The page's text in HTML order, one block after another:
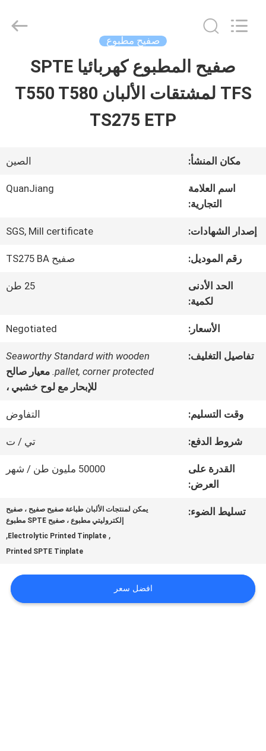
أشرطة
فيديو
معلومات
المعمل
جودة
اتصل
حالات
METAL
Reserved.
صفيح مطبوع
صفيح المطبوع كهربائيا SPTE
TFS لمشتقات الألبان T550 T580
TS275 ETP
مكان المنشأ: الصين
اسم العلامة
التجارية:
QuanJiang
إصدار الشهادات: SGS, Mill certificate
رقم الموديل: صفيح TS275 BA
الحد الأدنى
لكمية:
25 طن
الأسعار: Negotiated
تفاصيل التغليف:
Seaworthy Standard with wooden
pallet, corner protected. معيار صالح
للإبحار مع لوح خشبي ،
وقت التسليم: التفاوض
شروط الدفع: تي / ت
القدرة على
العرض:
50000 مليون طن / شهر
تسليط الضوء:
يمكن لمنتجات الألبان طباعة صفيح صفيح ، صفيح
إلكتروليتي مطبوع ، صفيح SPTE مطبوع
,
Electrolytic Printed Tinplate
,
Printed SPTE Tinplate
افضل سعر